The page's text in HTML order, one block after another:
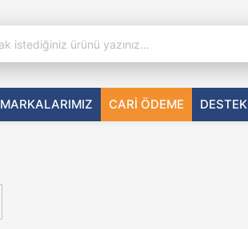
MARKALARIMIZ CARİ ÖDEME DESTEK